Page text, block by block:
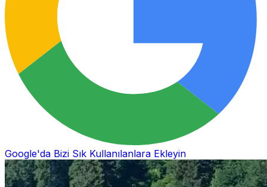
Google'da Bizi Sık Kullanılanlara Ekleyin